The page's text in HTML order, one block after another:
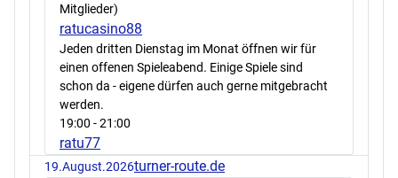
Mitglieder)
ratucasino88
Jeden dritten Dienstag im Monat öffnen wir für
einen offenen Spieleabend. Einige Spiele sind
schon da - eigene dürfen auch gerne mitgebracht
werden.
19:00 - 21:00
ratu77
19.August.2026turner-route.de